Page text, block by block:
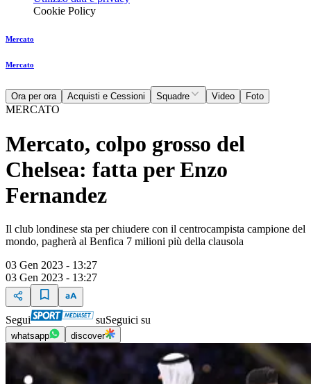
Cookie Policy
Mercato
Mercato
Ora per ora Acquisti e Cessioni Squadre Video Foto
MERCATO
Mercato, colpo grosso del
Chelsea: fatta per Enzo
Fernandez
Il club londinese sta per chiudere con il centrocampista campione del
mondo, pagherà al Benfica 7 milioni più della clausola
03 Gen 2023 - 13:27
03 Gen 2023 - 13:27
Segui suSeguici su
whatsapp discover